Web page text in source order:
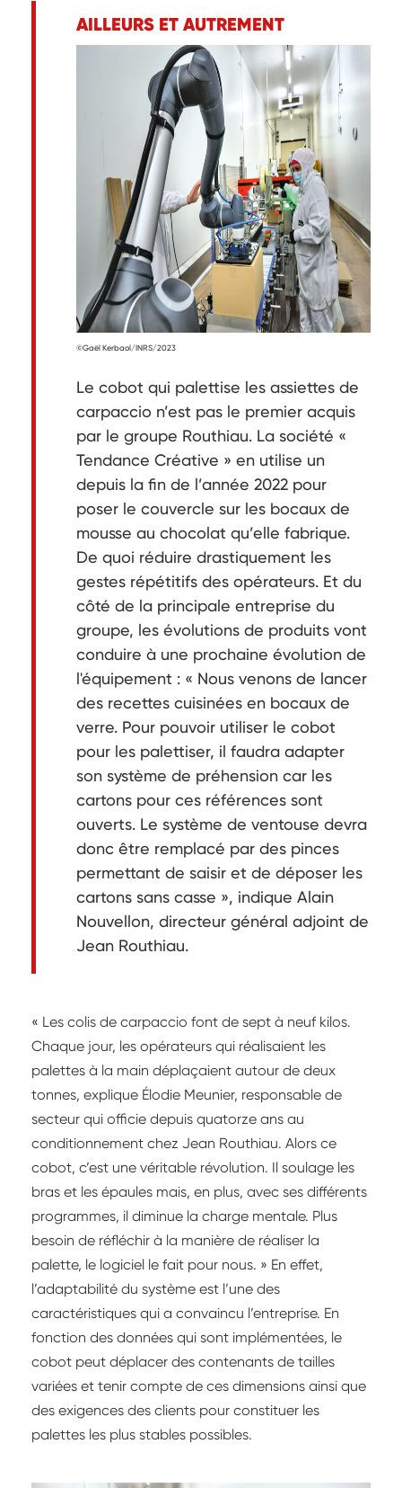
AILLEURS ET AUTREMENT
©Gaël Kerbaol/INRS/2023
Le cobot qui palettise les assiettes de
carpaccio n’est pas le premier acquis
par le groupe Routhiau. La société «
Tendance Créative » en utilise un
depuis la fin de l’année 2022 pour
poser le couvercle sur les bocaux de
mousse au chocolat qu’elle fabrique.
De quoi réduire drastiquement les
gestes répétitifs des opérateurs. Et du
côté de la principale entreprise du
groupe, les évolutions de produits vont
conduire à une prochaine évolution de
l'équipement : « Nous venons de lancer
des recettes cuisinées en bocaux de
verre. Pour pouvoir utiliser le cobot
pour les palettiser, il faudra adapter
son système de préhension car les
cartons pour ces références sont
ouverts. Le système de ventouse devra
donc être remplacé par des pinces
permettant de saisir et de déposer les
cartons sans casse », indique Alain
Nouvellon, directeur général adjoint de
Jean Routhiau.
« Les colis de carpaccio font de sept à neuf kilos.
Chaque jour, les opérateurs qui réalisaient les
palettes à la main déplaçaient autour de deux
tonnes, explique Élodie Meunier, responsable de
secteur qui officie depuis quatorze ans au
conditionnement chez Jean Routhiau. Alors ce
cobot, c’est une véritable révolution. Il soulage les
bras et les épaules mais, en plus, avec ses différents
programmes, il diminue la charge mentale. Plus
besoin de réfléchir à la manière de réaliser la
palette, le logiciel le fait pour nous. » En effet,
l’adaptabilité du système est l’une des
caractéristiques qui a convaincu l’entreprise. En
fonction des données qui sont implémentées, le
cobot peut déplacer des contenants de tailles
variées et tenir compte de ces dimensions ainsi que
des exigences des clients pour constituer les
palettes les plus stables possibles.